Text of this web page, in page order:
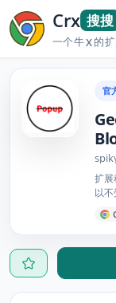
Crx 搜搜
一个牛X的
官
扩
以不